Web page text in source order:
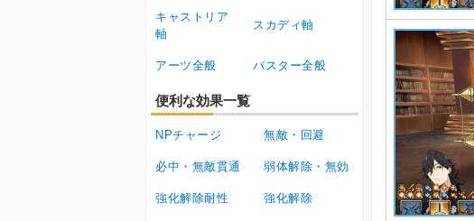
キャストリア
軸
スカディ軸
アーツ全般 バスター全般
便利な効果一覧
NPチャージ 無敵・回避
必中・無敵貫通 弱体解除・無効
強化解除耐性 強化解除